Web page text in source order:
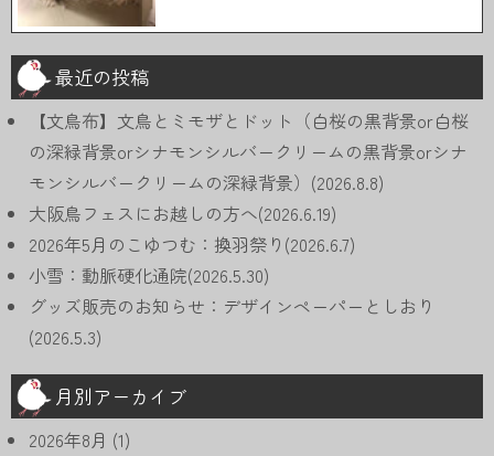
最近の投稿
【文鳥布】文鳥とミモザとドット（白桜の黒背景or白桜
の深緑背景orシナモンシルバークリームの黒背景orシナ
モンシルバークリームの深緑背景）(2026.8.8)
大阪鳥フェスにお越しの方へ(2026.6.19)
2026年5月のこゆつむ：換羽祭り(2026.6.7)
小雪：動脈硬化通院(2026.5.30)
グッズ販売のお知らせ：デザインペーパーとしおり
(2026.5.3)
月別アーカイブ
2026年8月 (1)